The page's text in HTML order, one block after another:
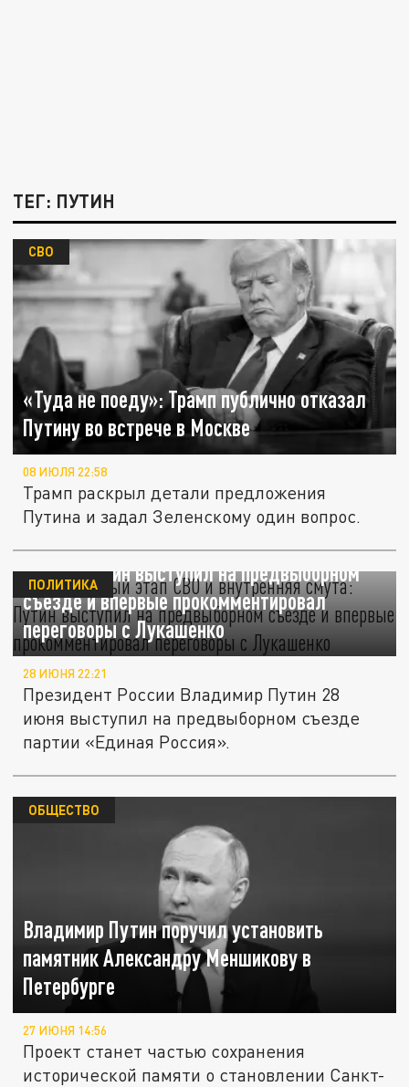
ТЕГ: ПУТИН
«Туда не поеду»: Трамп публично отказал
Путину во встрече в Москве
СВО
08 ИЮЛЯ 22:58
Трамп раскрыл детали предложения
Путина и задал Зеленскому один вопрос.
Судьбоносный этап СВО и внутренняя
смута: Путин выступил на предвыборном
съезде и впервые прокомментировал
переговоры с Лукашенко
ПОЛИТИКА
28 ИЮНЯ 22:21
Президент России Владимир Путин 28
июня выступил на предвыборном съезде
партии «Единая Россия».
Владимир Путин поручил установить
памятник Александру Меншикову в
Петербурге
ОБЩЕСТВО
27 ИЮНЯ 14:56
Проект станет частью сохранения
исторической памяти о становлении Санкт-